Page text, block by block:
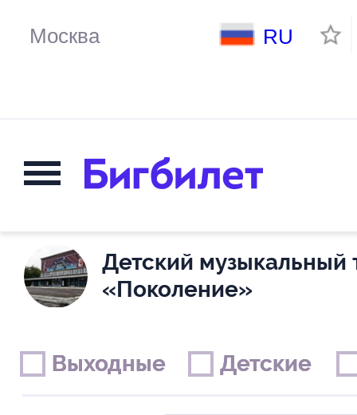
RU
Детский музыкальный
«Поколение»
Выходные
Выходные Детские
Детские